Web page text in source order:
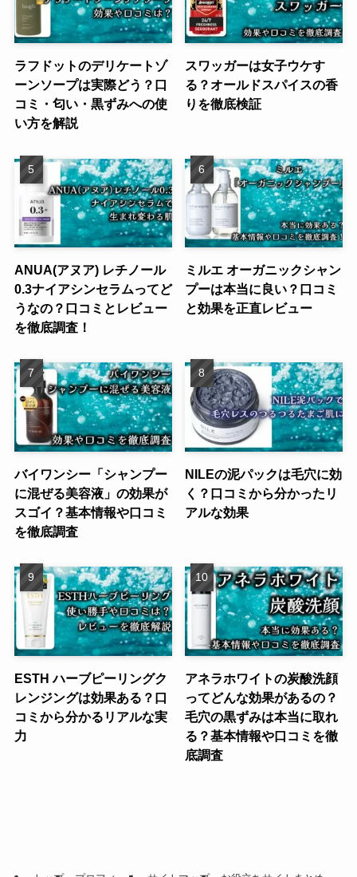
ラフドットのデリケートゾ
ーンソープは実際どう？口
コミ・匂い・黒ずみへの使
い方を解説
スワッガーは女子ウケす
る？オールドスパイスの香
りを徹底検証
ANUA(アヌア) レチノール
0.3ナイアシンセラムってど
うなの？口コミとレビュー
を徹底調査！
ミルエ オーガニックシャン
プーは本当に良い？口コミ
と効果を正直レビュー
バイワンシー「シャンプー
に混ぜる美容液」の効果が
スゴイ？基本情報や口コミ
を徹底調査
NILEの泥パックは毛穴に効
く？口コミから分かったリ
アルな効果
ESTH ハーブピーリングク
レンジングは効果ある？口
コミから分かるリアルな実
力
アネラホワイトの炭酸洗顔
ってどんな効果があるの？
毛穴の黒ずみは本当に取れ
る？基本情報や口コミを徹
底調査